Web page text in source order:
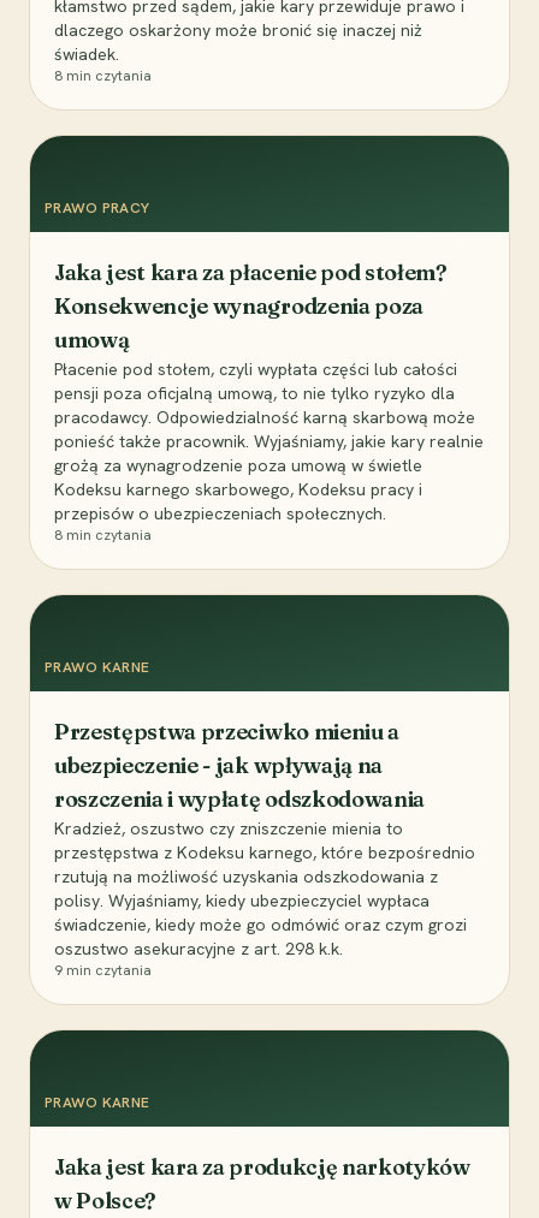
kłamstwo przed sądem, jakie kary przewiduje prawo i
dlaczego oskarżony może bronić się inaczej niż
świadek.
8 min czytania
PRAWO PRACY
Jaka jest kara za płacenie pod stołem?
Konsekwencje wynagrodzenia poza
umową
Płacenie pod stołem, czyli wypłata części lub całości
pensji poza oficjalną umową, to nie tylko ryzyko dla
pracodawcy. Odpowiedzialność karną skarbową może
ponieść także pracownik. Wyjaśniamy, jakie kary realnie
grożą za wynagrodzenie poza umową w świetle
Kodeksu karnego skarbowego, Kodeksu pracy i
przepisów o ubezpieczeniach społecznych.
8 min czytania
PRAWO KARNE
Przestępstwa przeciwko mieniu a
ubezpieczenie - jak wpływają na
roszczenia i wypłatę odszkodowania
Kradzież, oszustwo czy zniszczenie mienia to
przestępstwa z Kodeksu karnego, które bezpośrednio
rzutują na możliwość uzyskania odszkodowania z
polisy. Wyjaśniamy, kiedy ubezpieczyciel wypłaca
świadczenie, kiedy może go odmówić oraz czym grozi
oszustwo asekuracyjne z art. 298 k.k.
9 min czytania
PRAWO KARNE
Jaka jest kara za produkcję narkotyków
w Polsce?